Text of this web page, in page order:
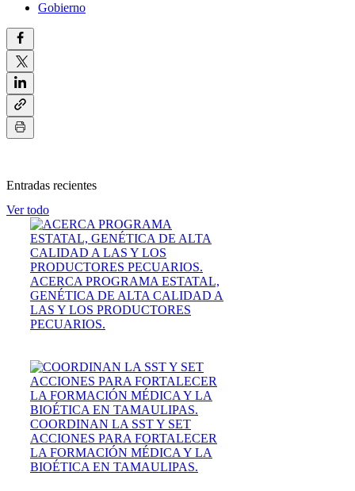
Gobierno
Entradas recientes
Ver todo
ACERCA PROGRAMA ESTATAL,
GENÉTICA DE ALTA CALIDAD A
LAS Y LOS PRODUCTORES
PECUARIOS.
COORDINAN LA SST Y SET
ACCIONES PARA FORTALECER
LA FORMACIÓN MÉDICA Y LA
BIOÉTICA EN TAMAULIPAS.